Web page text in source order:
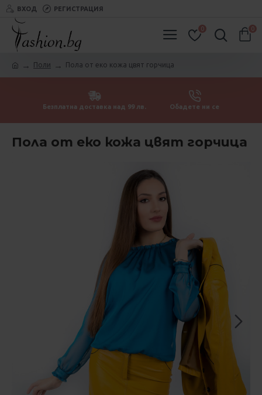
ВХОД РЕГИСТРАЦИЯ
0 0
Поли Пола от еко кожа цвят горчица
Безплатна доставка над 99 лв. Обадете ни се
Пола от еко кожа цвят горчица